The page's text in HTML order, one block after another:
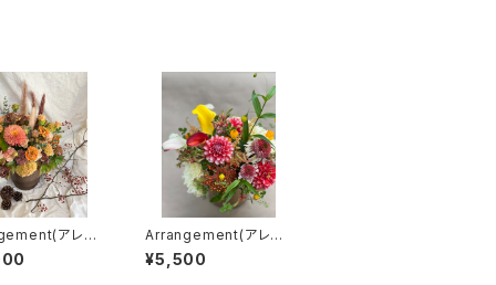
アレン
［L］
Arrangement(アレン
ジメント) ［S］
¥5,500